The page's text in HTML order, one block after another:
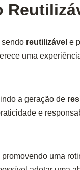
sendo reutilizável e
uma
a geração de
e
uma